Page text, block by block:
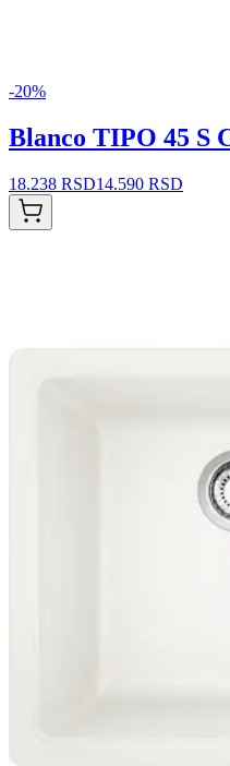
-20%
Blanco TIPO 45 S
18.238 RSD14.590 RSD